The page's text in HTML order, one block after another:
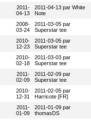
2011-
04-13
2011-04-13 par White
Note
2008-
03-24
2011-03-05 par
Superstar tee
2010-
12-23
2011-03-05 par
Superstar tee
2010-
02-18
2011-03-03 par
Superstar tee
2011-
02-09
2011-02-09 par
Superstar tee
2010-
12-31
2011-02-05 par
Harricote [FR]
2011-
01-09
2011-01-09 par
thomasDS